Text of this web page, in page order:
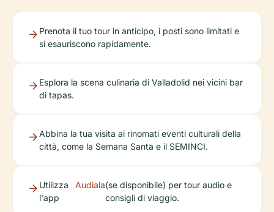
Prenota il tuo tour in anticipo, i posti sono limitati e
si esauriscono rapidamente.
Esplora la scena culinaria di Valladolid nei vicini bar
di tapas.
Abbina la tua visita ai rinomati eventi culturali della
città, come la Semana Santa e il SEMINCI.
Utilizza
l'app
Audiala(se disponibile) per tour audio e
consigli di viaggio.